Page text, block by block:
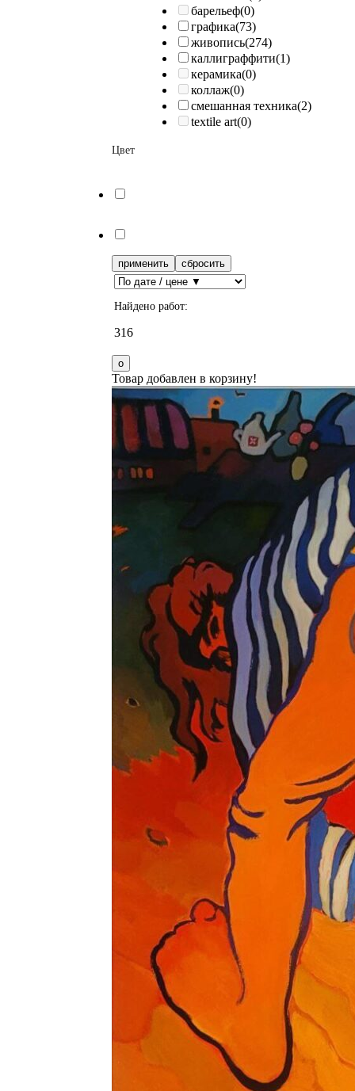
барельеф(0)
графика(73)
живопись(274)
каллиграффити(1)
керамика(0)
коллаж(0)
смешанная техника(2)
textile art(0)
Цвет
сбросить
применить
Найдено работ:
316
Товар добавлен в корзину!